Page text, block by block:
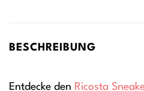
BESCHREIBUNG
Entdecke den Ricosta